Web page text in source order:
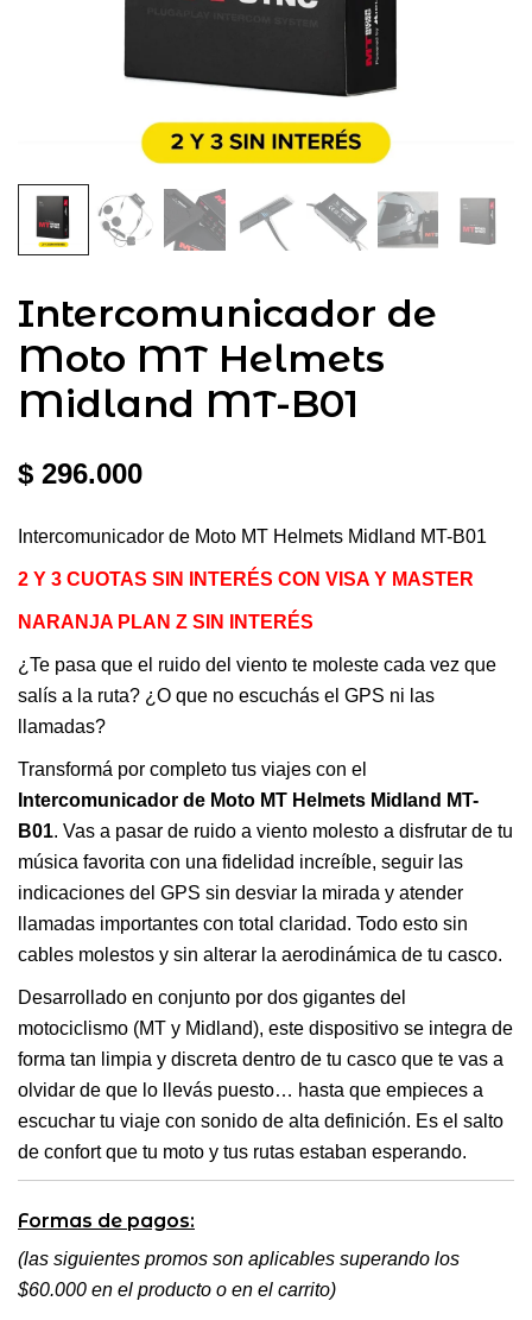
Intercomunicador de
Moto MT Helmets
Midland MT-B01
$ 296.000
Intercomunicador de Moto MT Helmets Midland MT-B01
2 Y 3 CUOTAS SIN INTERÉS CON VISA Y MASTER
NARANJA PLAN Z SIN INTERÉS
¿Te pasa que el ruido del viento te moleste cada vez que
salís a la ruta? ¿O que no escuchás el GPS ni las
llamadas?
Transformá por completo tus viajes con el
Intercomunicador de Moto MT Helmets Midland MT-
B01. Vas a pasar de ruido a viento molesto a disfrutar de tu
música favorita con una fidelidad increíble, seguir las
indicaciones del GPS sin desviar la mirada y atender
llamadas importantes con total claridad. Todo esto sin
cables molestos y sin alterar la aerodinámica de tu casco.
Desarrollado en conjunto por dos gigantes del
motociclismo (MT y Midland), este dispositivo se integra de
forma tan limpia y discreta dentro de tu casco que te vas a
olvidar de que lo llevás puesto… hasta que empieces a
escuchar tu viaje con sonido de alta definición. Es el salto
de confort que tu moto y tus rutas estaban esperando.
Formas de pagos:
(las siguientes promos son aplicables superando los
$60.000 en el producto o en el carrito)